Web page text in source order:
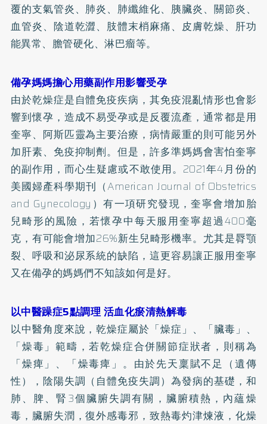
覆的支氣管炎、肺炎、肺纖維化、胰臟炎、關節炎、
血管炎、陰道乾澀、肢體末梢麻痛、皮膚乾燥、肝功
能異常、膽管硬化、淋巴瘤等。
備孕媽媽擔心用藥副作用影響受孕
由於乾燥症是自體免疫疾病，其免疫混亂情形也會影
響到懷孕，造成不易受孕或是反覆流產，通常都是用
奎寧、阿斯匹靈為主要治療，病情嚴重的則可能另外
加肝素、免疫抑制劑。但是，許多準媽媽會害怕奎寧
的副作用，而心生疑慮或不敢使用。2021年4月份的
美國婦產科學期刊（American Journal of Obstetrics
and Gynecology）有一項研究發現，奎寧會增加胎
兒畸形的風險，若懷孕中每天服用奎寧超過400毫
克，有可能會增加26%新生兒畸形機率。尤其是脣顎
裂、呼吸和泌尿系統的缺陷，這更容易讓正服用奎寧
又在備孕的媽媽們不知該如何是好。
以中醫躁症5點調理 活血化瘀清熱解毒
以中醫角度來說，乾燥症屬於「燥症」、「臟毒」、
「燥毒」範疇，若乾燥症合併關節症狀者，則稱為
「燥痺」、「燥毒痺」。由於先天稟賦不足（遺傳
性），陰陽失調（自體免疫失調）為發病的基礎，和
肺、脾、腎3個臟腑失調有關，臟腑積熱，內蘊燥
毒，臟腑失潤，復外感毒邪，致熱毒灼津煉液，化燥